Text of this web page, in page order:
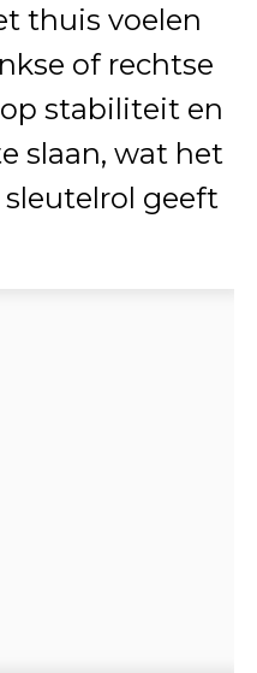
thuis voelen
of rechtse
stabiliteit en
slaan, wat het
geeft